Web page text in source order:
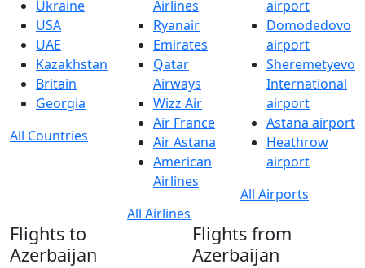
Ukraine
USA
UAE
Kazakhstan
Britain
Georgia
All Countries
Airlines
Ryanair
Emirates
Qatar
Airways
Wizz Air
Air France
Air Astana
American
Airlines
All Airlines
airport
Domodedovo
airport
Sheremetyevo
International
airport
Astana airport
Heathrow
airport
All Airports
Flights to
Azerbaijan
Flights from
Azerbaijan